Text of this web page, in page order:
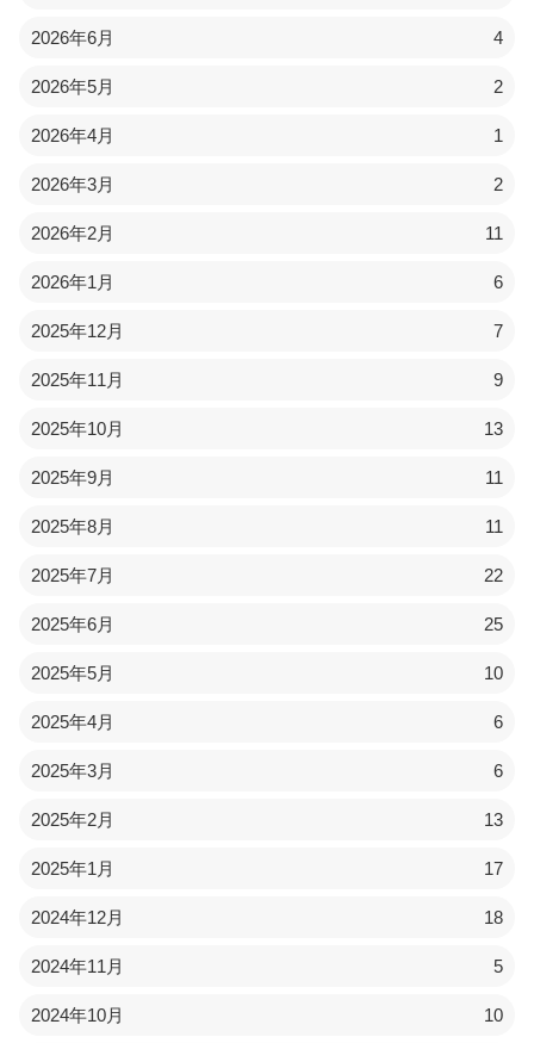
2026年6月 4
2026年5月 2
2026年4月 1
2026年3月 2
2026年2月 11
2026年1月 6
2025年12月 7
2025年11月 9
2025年10月 13
2025年9月 11
2025年8月 11
2025年7月 22
2025年6月 25
2025年5月 10
2025年4月 6
2025年3月 6
2025年2月 13
2025年1月 17
2024年12月 18
2024年11月 5
2024年10月 10